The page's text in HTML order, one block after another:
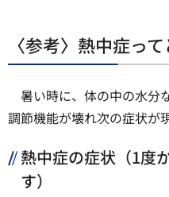
〈参考〉熱中症っ
暑い時に、体の中の水分
調節機能が壊れ次の症状が
熱中症の症状（1度
す）